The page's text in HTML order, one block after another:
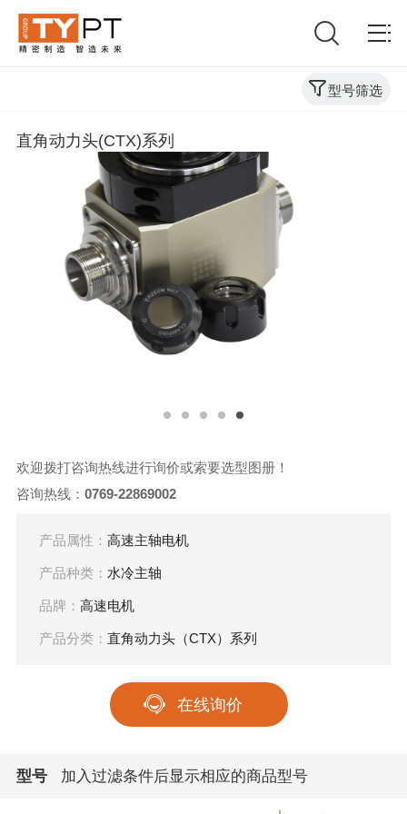
型号筛选
直角动力头(CTX)系列
欢迎拨打咨询热线进行询价或索要选型图册！
咨询热线： 0769-22869002
产品属性：高速主轴电机
产品种类： 水冷主轴
品牌：高速电机
产品分类：直角动力头（CTX）系列
在线询价
型号 加入过滤条件后显示相应的商品型号